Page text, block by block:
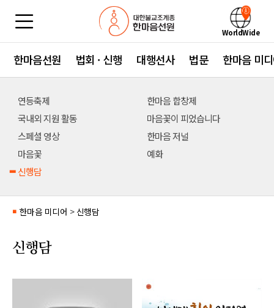
WorldWide
한마음선원 법회 · 신행 대행선사 법문 한마음 미
연등축제
한마음 합창제
국내외 지원 활동
마음꽃이 피었습니다
스페셜 영상
한마음 저널
마음꽃
예화
신행담
■ 한마음 미디어 > 신행담
신행담